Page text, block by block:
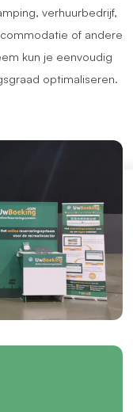
verhuurbedrijf,
of andere
kun je eenvoudig
optimaliseren.